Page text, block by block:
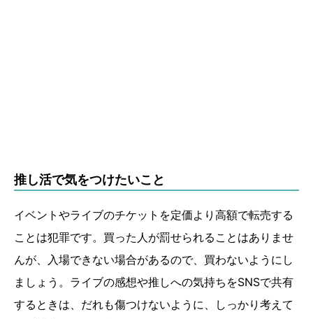
推し活で気をつけたいこと
イベントやライブのチケットを定価より高額で転売する
ことは犯罪です。買った人が罰せられることはありませ
んが、入場できない場合があるので、買わないようにし
ましょう。ライブの感想や推しへの気持ちをSNSで共有
するときは、だれも傷つけないように、しっかり考えて